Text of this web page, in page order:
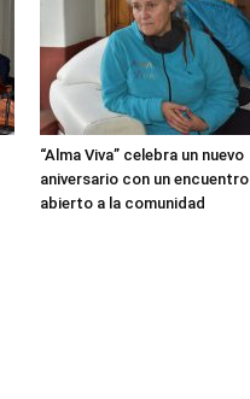
“Alma Viva” celebra un nuevo
aniversario con un encuentro
abierto a la comunidad